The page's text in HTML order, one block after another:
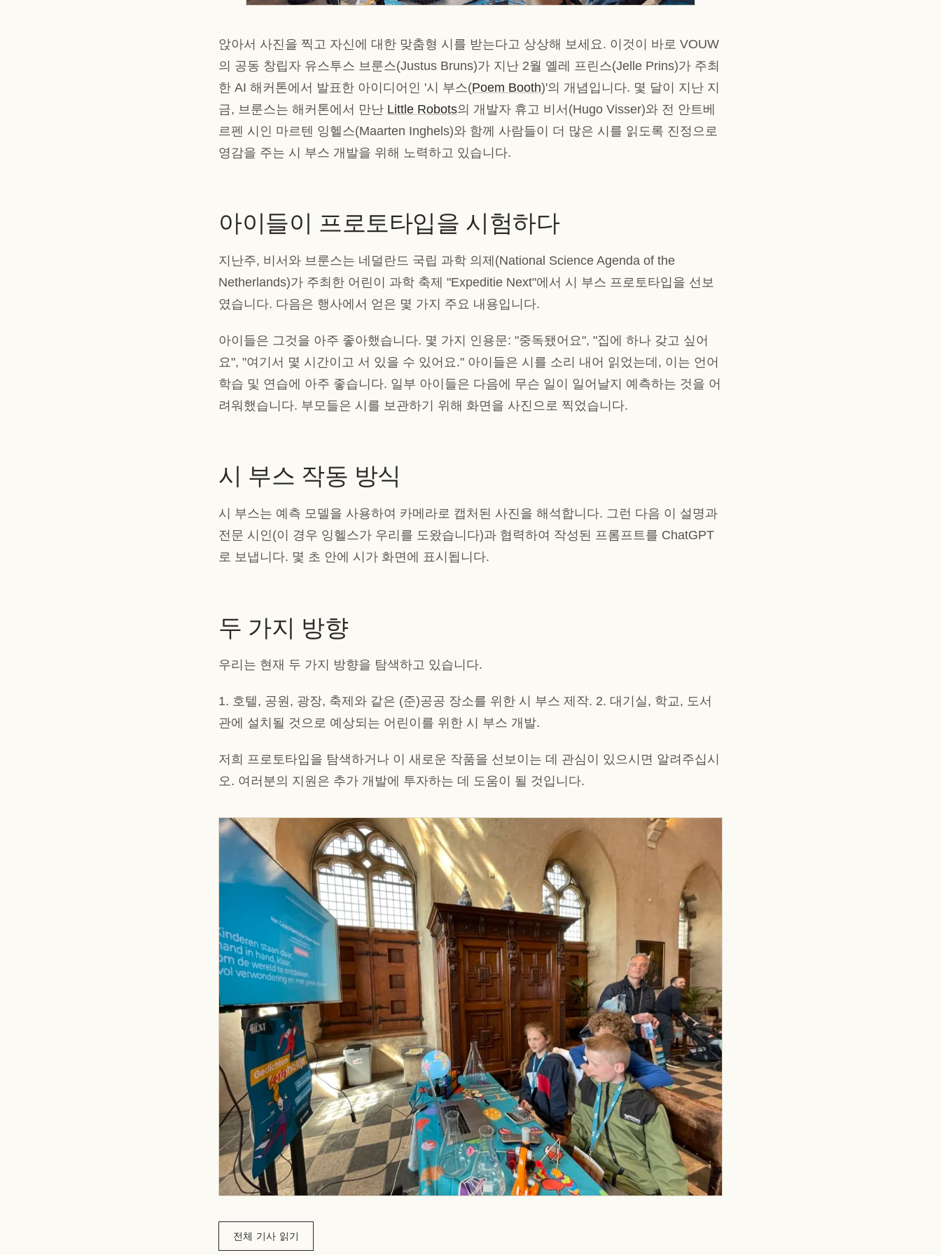
앉아서 사진을 찍고 자신에 대한 맞춤형 시를 받는다고 상상해 보세요. 이것이 바로 VOUW
의 공동 창립자 유스투스 브룬스(Justus Bruns)가 지난 2월 옐레 프린스(Jelle Prins)가 주최
한 AI 해커톤에서 발표한 아이디어인 '시 부스(Poem Booth)'의 개념입니다. 몇 달이 지난 지
금, 브룬스는 해커톤에서 만난 Little Robots의 개발자 휴고 비서(Hugo Visser)와 전 안트베
르펜 시인 마르텐 잉헬스(Maarten Inghels)와 함께 사람들이 더 많은 시를 읽도록 진정으로
영감을 주는 시 부스 개발을 위해 노력하고 있습니다.
아이들이 프로토타입을 시험하다
지난주, 비서와 브룬스는 네덜란드 국립 과학 의제(National Science Agenda of the
Netherlands)가 주최한 어린이 과학 축제 "Expeditie Next"에서 시 부스 프로토타입을 선보
였습니다. 다음은 행사에서 얻은 몇 가지 주요 내용입니다.
아이들은 그것을 아주 좋아했습니다. 몇 가지 인용문: "중독됐어요", "집에 하나 갖고 싶어
요", "여기서 몇 시간이고 서 있을 수 있어요." 아이들은 시를 소리 내어 읽었는데, 이는 언어
학습 및 연습에 아주 좋습니다. 일부 아이들은 다음에 무슨 일이 일어날지 예측하는 것을 어
려워했습니다. 부모들은 시를 보관하기 위해 화면을 사진으로 찍었습니다.
시 부스 작동 방식
시 부스는 예측 모델을 사용하여 카메라로 캡처된 사진을 해석합니다. 그런 다음 이 설명과
전문 시인(이 경우 잉헬스가 우리를 도왔습니다)과 협력하여 작성된 프롬프트를 ChatGPT
로 보냅니다. 몇 초 안에 시가 화면에 표시됩니다.
두 가지 방향
우리는 현재 두 가지 방향을 탐색하고 있습니다.
1. 호텔, 공원, 광장, 축제와 같은 (준)공공 장소를 위한 시 부스 제작. 2. 대기실, 학교, 도서
관에 설치될 것으로 예상되는 어린이를 위한 시 부스 개발.
저희 프로토타입을 탐색하거나 이 새로운 작품을 선보이는 데 관심이 있으시면 알려주십시
오. 여러분의 지원은 추가 개발에 투자하는 데 도움이 될 것입니다.
전체 기사 읽기